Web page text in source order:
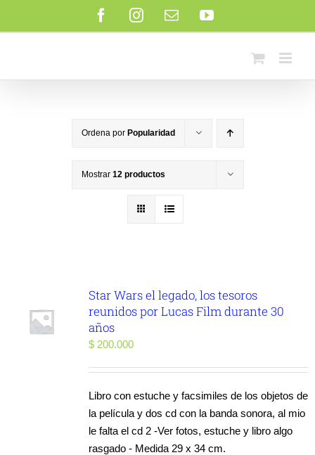
FacebookInstagram
Correo
electrónico
YouTube
Ordena por Popularidad
Mostrar 12 productos
Star Wars el legado, los tesoros
reunidos por Lucas Film durante 30
años
$200.000
Libro con estuche y facsimiles de los objetos de
la película y dos cd con la banda sonora, al mio
le falta el cd 2 -Ver fotos, estuche y libro algo
rasgado - Medida 29 x 34 cm.